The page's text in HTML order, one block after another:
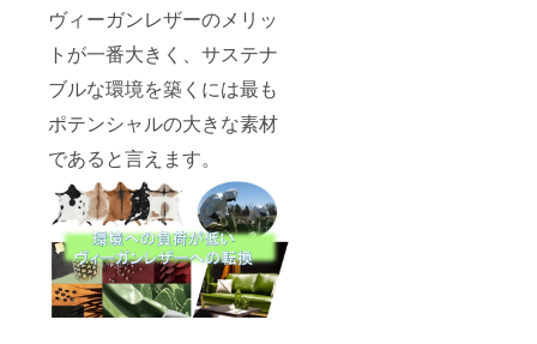
ヴィーガンレザーのメリッ
トが一番大きく、サステナ
ブルな環境を築くには最も
ポテンシャルの大きな素材
であると言えます。